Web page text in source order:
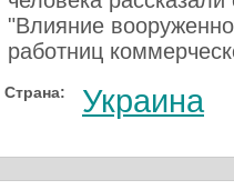
"Влияние
работниц
Страна: Украина